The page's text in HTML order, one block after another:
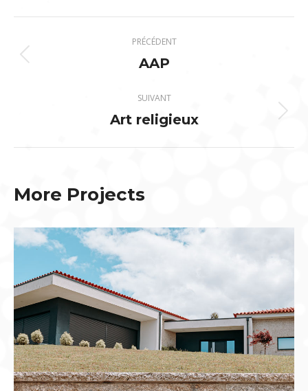
FacebookWhatsApp
de
commentaire
PRÉCÉDENT
Onglet
AAP
SUIVANT
Projets
Art religieux
More Projects